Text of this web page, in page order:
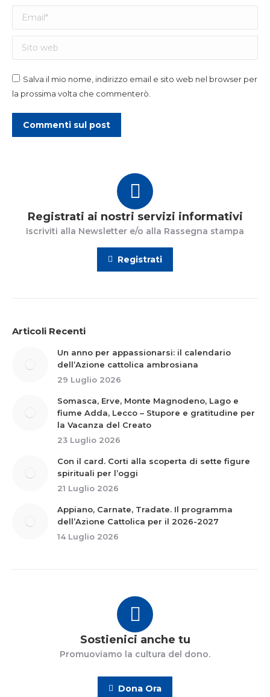
Email *
Sito web
Salva il mio nome, indirizzo email e sito web nel browser per
la prossima volta che commenterò.
Commenti sul post
Registrati ai nostri servizi informativi
Iscriviti alla Newsletter e/o alla Rassegna stampa
Registrati
Articoli Recenti
Un anno per appassionarsi: il calendario
dell’Azione cattolica ambrosiana
29 Luglio 2026
Somasca, Erve, Monte Magnodeno, Lago e
fiume Adda, Lecco – Stupore e gratitudine per
la Vacanza del Creato
23 Luglio 2026
Con il card. Corti alla scoperta di sette figure
spirituali per l’oggi
21 Luglio 2026
Appiano, Carnate, Tradate. Il programma
dell’Azione Cattolica per il 2026-2027
14 Luglio 2026
Sostienici anche tu
Promuoviamo la cultura del dono.
Dona Ora